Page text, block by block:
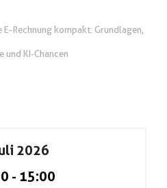
E‑Rechnung kompakt: Grundlagen,
und KI‑Chancen
2026
- 15:00